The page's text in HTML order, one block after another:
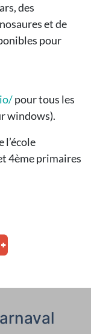
des
et de
pour
pour tous les
windows).
l’école
4ème primaires